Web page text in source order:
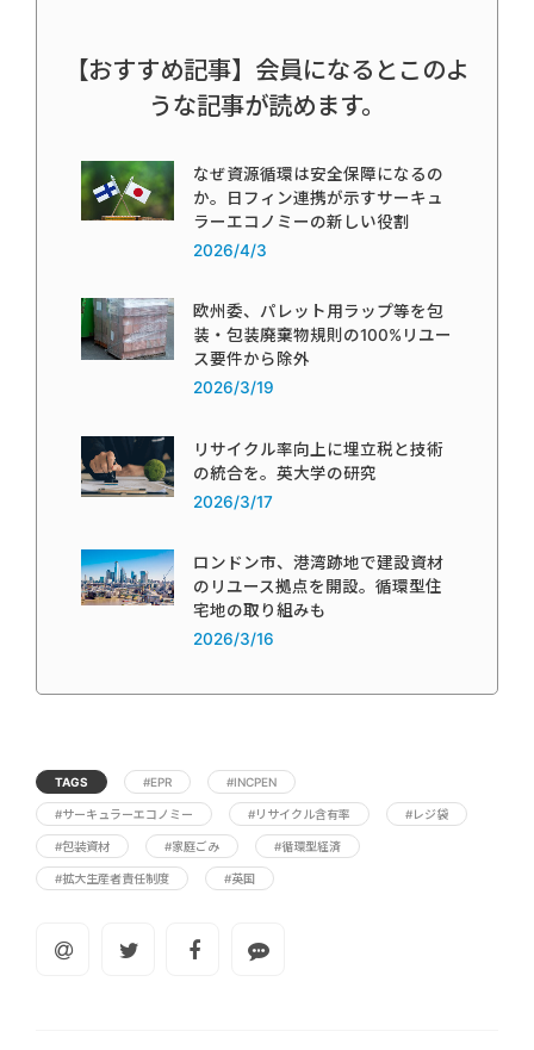
【おすすめ記事】会員になるとこのよ
うな記事が読めます。
なぜ資源循環は安全保障になるの
か。日フィン連携が示すサーキュ
ラーエコノミーの新しい役割
2026/4/3
欧州委、パレット用ラップ等を包
装・包装廃棄物規則の100%リユー
ス要件から除外
2026/3/19
リサイクル率向上に埋立税と技術
の統合を。英大学の研究
2026/3/17
ロンドン市、港湾跡地で建設資材
のリユース拠点を開設。循環型住
宅地の取り組みも
2026/3/16
TAGS #EPR #INCPEN
#サーキュラーエコノミー #リサイクル含有率 #レジ袋
#包装資材 #家庭ごみ #循環型経済
#拡大生産者責任制度 #英国